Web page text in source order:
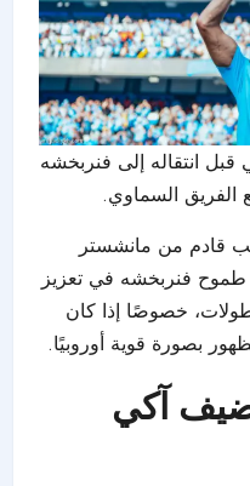
انتقاله إلى فنربخشه
الفريق السماوي.
قادم من مانشستر
فنربخشه في تعزيز
خصوصًا إذا كان
بصورة قوية أوروبيًا.
آكي